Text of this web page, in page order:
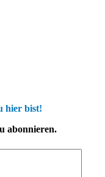
hier bist!
abonnieren.